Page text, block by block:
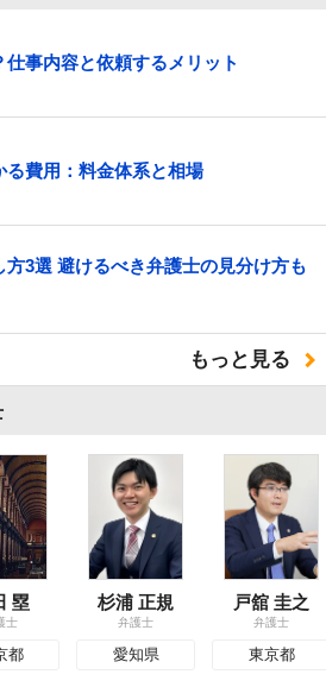
仕事内容と依頼するメリット
る費用：料金体系と相場
方3選 避けるべき弁護士の見分け方も
もっと見る
塁
士
都
杉浦 正規
弁護士
愛知県
戸舘 圭之
弁護士
東京都